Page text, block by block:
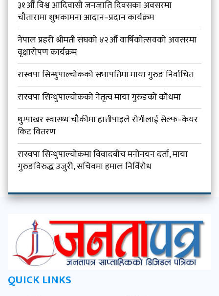
३१औँ विश्व आदिवासी जनजाति दिवसका अवसरमा
चौतारामा शुभकामना आदान–प्रदान कार्यक्रम
नेपाल प्रहरी श्रीमती संघको ४२औँ वार्षिकोत्सवको अवसरमा
वृक्षारोपण कार्यक्रम
रास्वपा सिन्धुपाल्चोकको सभापतिमा माया गुरुङ निर्वाचित
रास्वपा सिन्धुपाल्चोकको नेतृत्व माया गुरुङको काँधमा
थुम्पाखर स्वास्थ्य चौकीमा हात्तीपाइले रोगीलाई सेल्फ–केयर
किट वितरण
रास्वपा सिन्धुपाल्चोकमा विवादबीच मनोनयन दर्ता, माया
गुरुङविरुद्ध उजुरी, सचिवमा हमाल निर्विरोध
QUICK LINKS